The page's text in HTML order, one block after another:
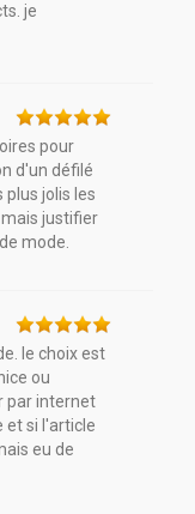
je
pour
d'un défilé
jolis les
justifier
mode.
le choix est
ou
par internet
et si l'article
eu de